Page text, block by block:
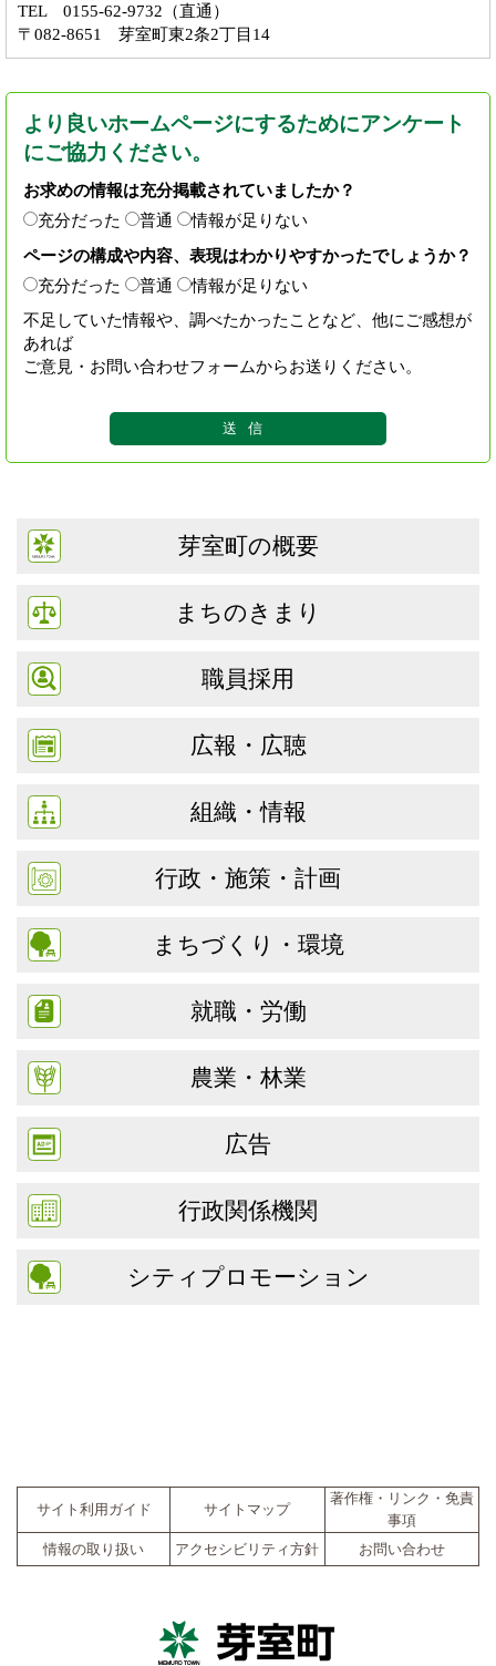
TEL 0155-62-9732（直通）
〒082-8651 芽室町東2条2丁目14
より良いホームページにするためにアンケート
にご協力ください。
お求めの情報は充分掲載されていましたか？
充分だった
普通
情報が足りない
ページの構成や内容、表現はわかりやすかったでしょうか？
充分だった
普通
情報が足りない
不足していた情報や、調べたかったことなど、他にご感想が
あれば
ご意見・お問い合わせフォームからお送りください。
芽室町の概要
まちのきまり
職員採用
広報・広聴
組織・情報
行政・施策・計画
まちづくり・環境
就職・労働
農業・林業
広告
行政関係機関
シティプロモーション
サイト利用ガイド サイトマップ
著作権・リンク・免責
事項
情報の取り扱い
アクセシビリティ方針 お問い合わせ